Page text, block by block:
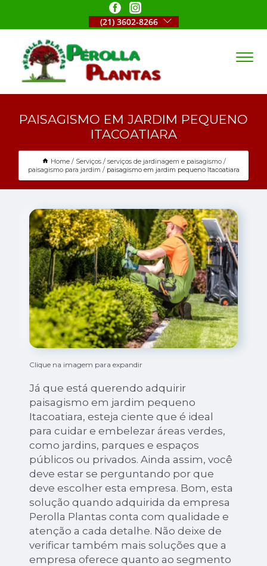
(21) 3602-8266
PAISAGISMO EM JARDIM PEQUENO
ITACOATIARA
Home Serviços
serviços de jardinagem e paisagismo
paisagismo para jardim
paisagismo em jardim pequeno Itacoatiara
Clique na imagem para expandir
Já que está querendo adquirir
paisagismo em jardim pequeno
Itacoatiara, esteja ciente que é ideal
para cuidar e embelezar áreas verdes,
como jardins, parques e espaços
públicos ou privados. Ainda assim, você
deve estar se perguntando por que
deve escolher esta empresa. Bom, esta
solução quando adquirida da empresa
Perolla Plantas conta com qualidade e
atenção a cada detalhe. Não deixe de
verificar também mais soluções que a
empresa oferece quanto ao segmento